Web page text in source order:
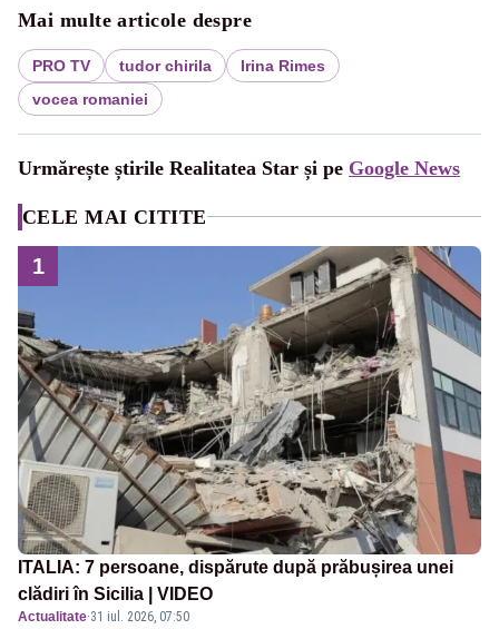
Mai multe articole despre
PRO TV tudor chirila
Irina Rimes
vocea romaniei
Urmărește știrile Realitatea Star și pe Google News
CELE MAI CITITE
1
ITALIA: 7 persoane, dispărute după prăbușirea unei
clădiri în Sicilia | VIDEO
Actualitate·31 iul. 2026, 07:50